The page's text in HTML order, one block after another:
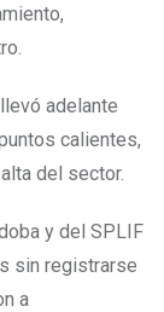
adelante
calientes,
del sector.
y del SPLIF
sin registrarse
a